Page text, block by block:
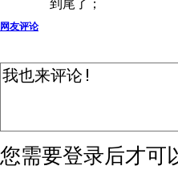
到尾了；
网友评论
您需要登录后才可